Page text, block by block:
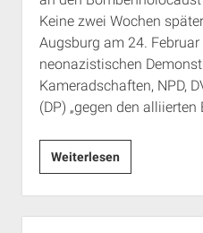
Keine zwei Wochen
Augsburg am 24.
neonazistischen
Kameradschaften, NPD,
(DP) „gegen den
WeiterlesenNeonazistische
von
Kriegstoten: